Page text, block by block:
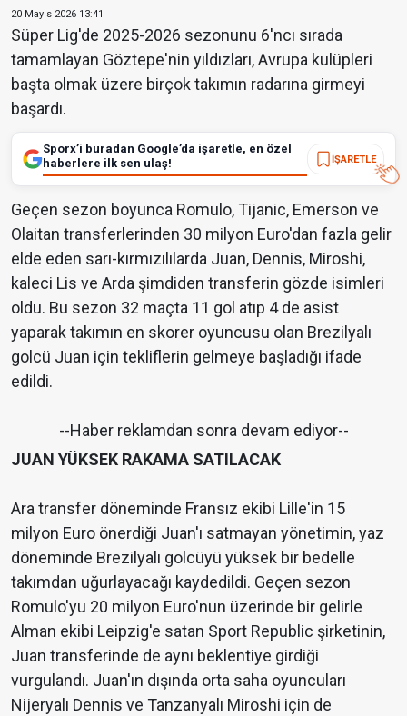
20 Mayıs 2026 13:41
Süper Lig'de 2025-2026 sezonunu 6'ncı sırada
tamamlayan Göztepe'nin yıldızları, Avrupa kulüpleri
başta olmak üzere birçok takımın radarına girmeyi
başardı.
Sporx’i buradan Google’da işaretle, en özel
haberlere ilk sen ulaş!
İŞARETLE
Geçen sezon boyunca Romulo, Tijanic, Emerson ve
Olaitan transferlerinden 30 milyon Euro'dan fazla gelir
elde eden sarı-kırmızılılarda Juan, Dennis, Miroshi,
kaleci Lis ve Arda şimdiden transferin gözde isimleri
oldu. Bu sezon 32 maçta 11 gol atıp 4 de asist
yaparak takımın en skorer oyuncusu olan Brezilyalı
golcü Juan için tekliflerin gelmeye başladığı ifade
edildi.
--Haber reklamdan sonra devam ediyor--
JUAN YÜKSEK RAKAMA SATILACAK
Ara transfer döneminde Fransız ekibi Lille'in 15
milyon Euro önerdiği Juan'ı satmayan yönetimin, yaz
döneminde Brezilyalı golcüyü yüksek bir bedelle
takımdan uğurlayacağı kaydedildi. Geçen sezon
Romulo'yu 20 milyon Euro'nun üzerinde bir gelirle
Alman ekibi Leipzig'e satan Sport Republic şirketinin,
Juan transferinde de aynı beklentiye girdiği
vurgulandı. Juan'ın dışında orta saha oyuncuları
Nijeryalı Dennis ve Tanzanyalı Miroshi için de